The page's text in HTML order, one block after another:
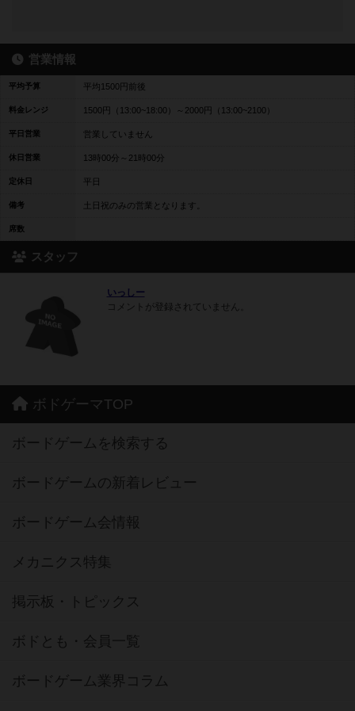
営業情報
平均予算 平均1500円前後
料金レンジ 1500円（13:00~18:00）～2000円（13:00~2100）
平日営業 営業していません
休日営業 13時00分～21時00分
定休日 平日
備考 土日祝のみの営業となります。
席数
スタッフ
いっしー
コメントが登録されていません。
ボドゲーマTOP
ボードゲームを検索する
ボードゲームの新着レビュー
ボードゲーム会情報
メカニクス特集
掲示板・トピックス
ボドとも・会員一覧
ボードゲーム業界コラム